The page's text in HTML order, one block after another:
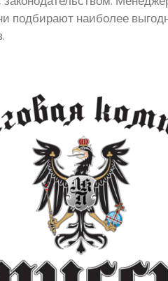
подбирают наиболее